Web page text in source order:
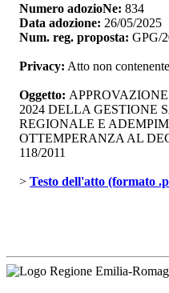
Numero adozioNe: 834
Data adozione: 26/05/2025
Num. reg. proposta: GPG/
Privacy: Atto non
Oggetto:
2024 DELLA GESTIONE
REGIONALE E
OTTEMPERANZA AL
118/2011
> Testo dell'atto (formato